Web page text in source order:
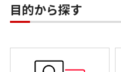
プロダクションプリンタ
ファクス（キヤノフアク
目的から探す